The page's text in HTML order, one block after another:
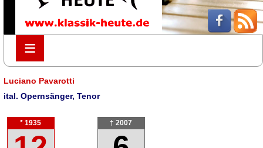
≡
≡
Luciano Pavarotti
ital. Opernsänger, Tenor
* 1935 † 2007